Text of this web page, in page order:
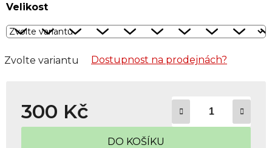
Velikost
Zvolte variantu Dostupnost na prodejnách?
300 Kč
Měrná cena:
DO KOŠÍKU